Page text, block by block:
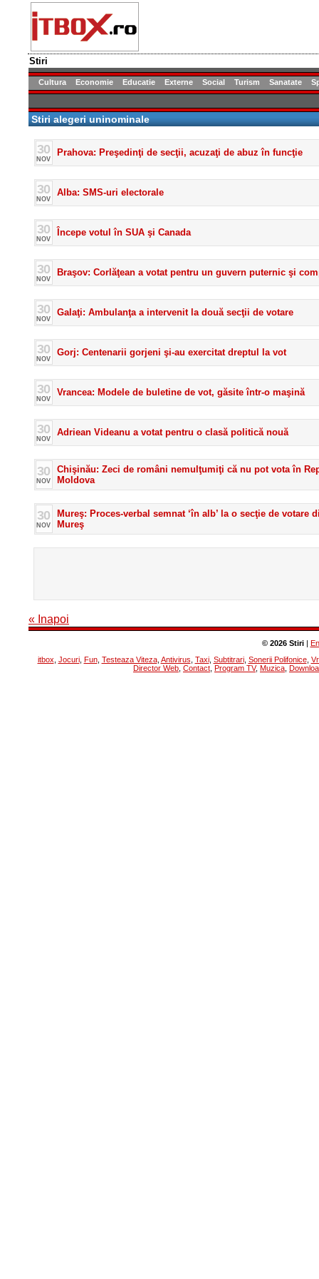
Stiri
Cultura Economie Educatie Externe Social Turism Sanatate
Stiri alegeri uninominale
30
NOV
Prahova: Preşedinţi de secţii, acuzaţi de abuz în funcţie
30
NOV
Alba: SMS-uri electorale
30
NOV
Începe votul în SUA şi Canada
30
NOV
Braşov: Corlăţean a votat pentru un guvern puternic şi
30
NOV
Galaţi: Ambulanţa a intervenit la două secţii de votare
30
NOV
Gorj: Centenarii gorjeni şi-au exercitat dreptul la vot
30
NOV
Vrancea: Modele de buletine de vot, găsite într-o maşină
30
NOV
Adriean Videanu a votat pentru o clasă politică nouă
30
NOV
Chişinău: Zeci de români nemulţumiţi că nu pot vota în
Moldova
30
NOV
Mureş: Proces-verbal semnat ‘în alb’ la o secţie de votare
Mureş
« Inapoi
© 2026 Stiri|
itbox Jocuri, Fun, Testeaza Viteza, Antivirus Taxi, Subtitrari, Sonerii Polifonice,
Director Web Contact Program TV, Muzica